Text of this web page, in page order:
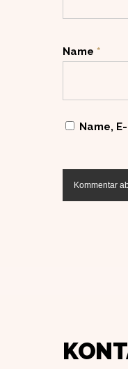
Name *
Name,